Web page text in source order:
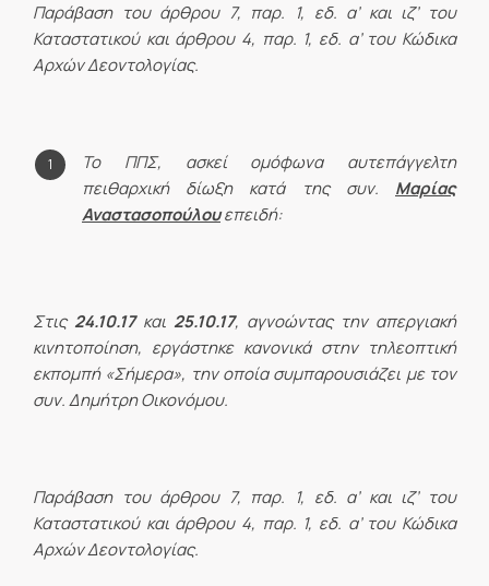
Παράβαση του άρθρου 7, παρ. 1, εδ. α’ και ιζ’ του
Καταστατικού και άρθρου 4, παρ. 1, εδ. α’ του Κώδικα
Αρχών Δεοντολογίας.
Το ΠΠΣ, ασκεί ομόφωνα αυτεπάγγελτη
πειθαρχική δίωξη κατά της συν. Μαρίας
Αναστασοπούλουεπειδή:
Στις 24.10.17και 25.10.17, αγνοώντας την απεργιακή
κινητοποίηση, εργάστηκε κανονικά στην τηλεοπτική
εκπομπή «Σήμερα», την οποία συμπαρουσιάζει με τον
συν. Δημήτρη Οικονόμου.
Παράβαση του άρθρου 7, παρ. 1, εδ. α’ και ιζ’ του
Καταστατικού και άρθρου 4, παρ. 1, εδ. α’ του Κώδικα
Αρχών Δεοντολογίας.